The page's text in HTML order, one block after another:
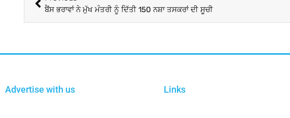
ਬੈਂਸ ਭਰਾਵਾਂ ਨੇ ਮੁੱਖ ਮੰਤਰੀ ਨੂੰ ਦਿੱਤੀ 150 ਨਸ਼ਾ ਤਸਕਰਾਂ ਦੀ ਸੂਚੀ
Advertise with us Links